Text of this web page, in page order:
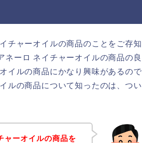
チャーオイルの商品のことをご存知
ネーロ ネイチャーオイルの商品の良
イルの商品にかなり興味があるので
ルの商品について知ったのは、つい
ャーオイルの商品を